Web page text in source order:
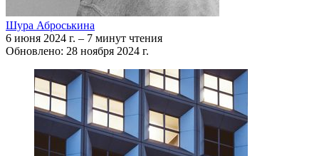
Шура Аброськина
6 июня 2024 г. – 7 минут чтения
Обновлено: 28 ноября 2024 г.